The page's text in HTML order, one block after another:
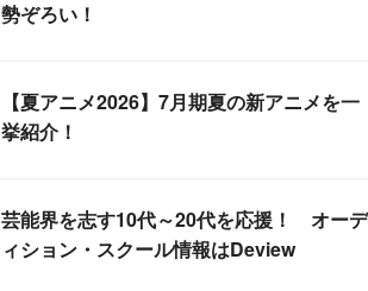
勢ぞろい！
【夏アニメ2026】7月期夏の新アニメを一
挙紹介！
芸能界を志す10代～20代を応援！ オーデ
ィション・スクール情報はDeview